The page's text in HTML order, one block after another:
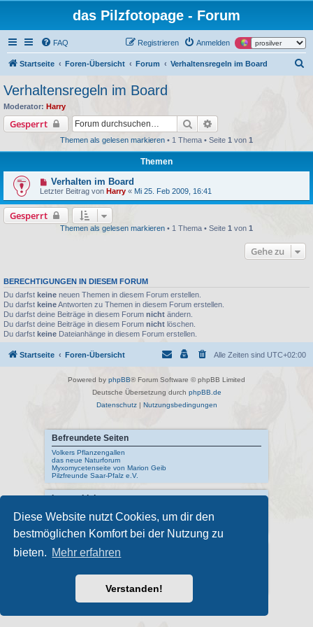
Diese Website nutzt Cookies, um dir den
bestmöglichen Komfort bei der Nutzung zu
bieten. Mehr erfahren
Verstanden!
das Pilzfotopage - Forum
FAQ Anmelden
Registrieren
Startseite Foren-Übersicht Forum Verhaltensregeln im Board
Verhaltensregeln im Board
Moderator: Harry
Gesperrt Suche
Themen als gelesen markieren • 1 Thema • Seite 1 von 1
Themen
Verhalten im Board
Letzter Beitrag von Harry « Mi 25. Feb 2009, 16:41
Gesperrt
Themen als gelesen markieren • 1 Thema • Seite 1 von 1
Gehe zu
BERECHTIGUNGEN IN DIESEM FORUM
Du darfst keine neuen Themen in diesem Forum erstellen.
Du darfst keineAntworten zu Themen in diesem Forum erstellen.
Du darfst deine Beiträge in diesem Forum nicht ändern.
Du darfst deine Beiträge in diesem Forum nicht löschen.
Du darfst keine Dateianhänge in diesem Forum erstellen.
Startseite Foren-Übersicht Alle Zeiten sind UTC+02:00
Powered by phpBB® Forum Software © phpBB Limited
Deutsche Übersetzung durch phpBB.de
Datenschutz| Nutzungsbedingungen
Befreundete Seiten
Volkers Pflanzengallen
das neue Naturforum
Myxomycetenseite von Marion Geib
Pilzfreunde Saar-Pfalz e.V.
Interne Links
Mykologisches Lexikon
meine Naturfotos
Pilzfotopage - Suchmaschine
Externe Links
Deutsche Gesellschaft für Mykologie